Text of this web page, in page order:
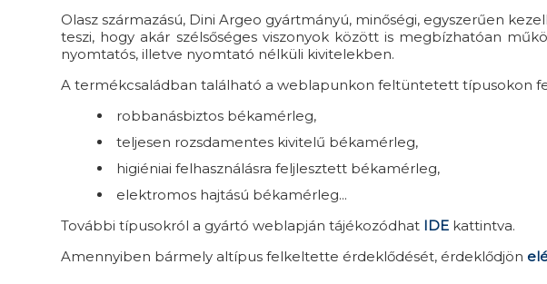
Olasz származású, Dini Argeo gyártmányú, minőségi, egyszerűen
teszi, hogy akár szélsőséges viszonyok között is megbízhatóan
nyomtatós, illetve nyomtató nélküli kivitelekben.
A termékcsaládban található a weblapunkon feltüntetett típusokon
robbanásbiztos békamérleg,
teljesen rozsdamentes kivitelű békamérleg,
higiéniai felhasználásra feljlesztett békamérleg,
elektromos hajtású békamérleg...
További típusokról a gyártó weblapján tájékozódhat IDE kattintva.
Amennyiben bármely altípus felkeltette érdeklődését, érdeklődjön